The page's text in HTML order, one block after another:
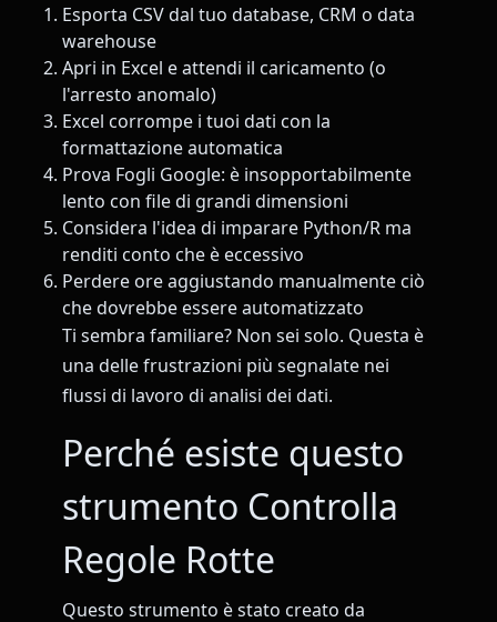
Esporta CSV dal tuo database, CRM o data
warehouse
Apri in Excel e attendi il caricamento (o
l'arresto anomalo)
Excel corrompe i tuoi dati con la
formattazione automatica
Prova Fogli Google: è insopportabilmente
lento con file di grandi dimensioni
Considera l'idea di imparare Python/R ma
renditi conto che è eccessivo
Perdere ore aggiustando manualmente ciò
che dovrebbe essere automatizzato
Ti sembra familiare? Non sei solo. Questa è
una delle frustrazioni più segnalate nei
flussi di lavoro di analisi dei dati.
Perché esiste questo
strumento Controlla
Regole Rotte
Questo strumento è stato creato da